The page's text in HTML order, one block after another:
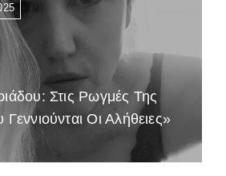
Στις Ρωγμές Της
Οι Αλήθειες»